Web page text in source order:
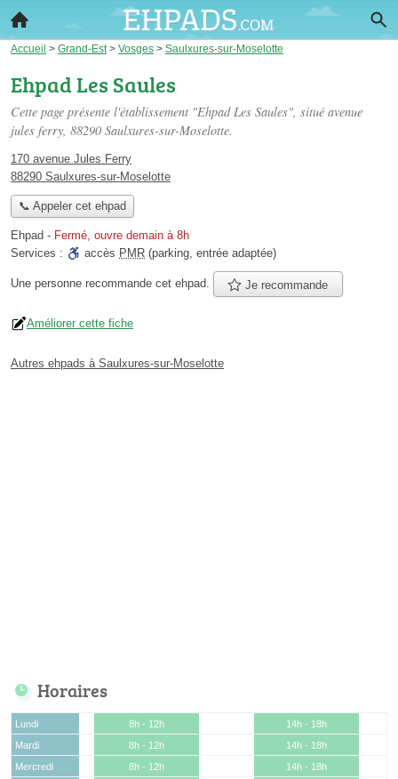
Accueil > Grand-Est> Vosges > Saulxures-sur-Moselotte
Ehpad Les Saules
Cette page présente l'établissement "Ehpad Les Saules", situé avenue
jules ferry, 88290 Saulxures-sur-Moselotte.
170 avenue Jules Ferry
88290 Saulxures-sur-Moselotte
📞 Appeler cet ehpad
Ehpad - Fermé, ouvre demain à 8h
Services :
accès PMR (parking, entrée adaptée)
Une personne recommande cet ehpad. Je recommande
Améliorer cette fiche
Autres ehpads à Saulxures-sur-Moselotte
Horaires
Lundi 8h - 12h
14h - 18h
Mardi
8h - 12h
14h - 18h
Mercredi
8h - 12h
14h - 18h